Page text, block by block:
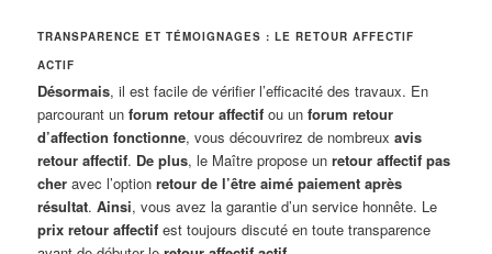
TRANSPARENCE ET TÉMOIGNAGES : LE RETOUR AFFECTIF
ACTIF
Désormais, il est facile de vérifier l’efficacité des travaux. En
parcourant unforum retour affectif ou unforum retour
d’affection fonctionne, vous découvrirez de nombreuxavis
retour affectif. De plus, le Maître propose unretour affectif pas
cher avec l’optionretour de l’être aimé paiement après
résultat.Ainsi, vous avez la garantie d’un service honnête. Le
prix retour affectif est toujours discuté en toute transparence